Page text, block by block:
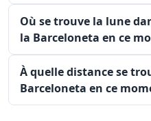
Où se trouve la lune
la Barceloneta en ce
À quelle distance se
Barceloneta en ce